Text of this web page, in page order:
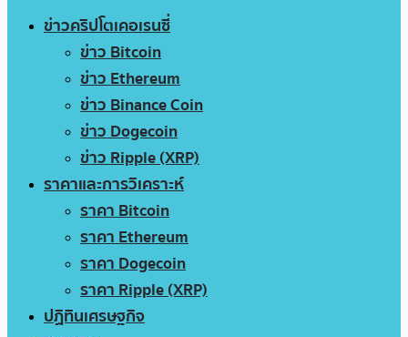
ข่าวคริปโตเคอเรนซี่
ข่าว Bitcoin
ข่าว Ethereum
ข่าว Binance Coin
ข่าว Dogecoin
ข่าว Ripple (XRP)
ราคาและการวิเคราะห์
ราคา Bitcoin
ราคา Ethereum
ราคา Dogecoin
ราคา Ripple (XRP)
ปฏิทินเศรษฐกิจ